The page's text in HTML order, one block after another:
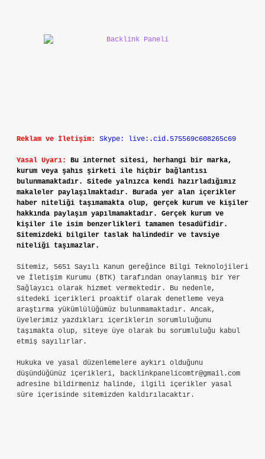
Reklam ve İletişim: Skype: live:.cid.575569c608265c69
Yasal Uyarı:
Bu internet sitesi, herhangi bir marka,
kurum veya şahıs şirketi ile hiçbir bağlantısı
bulunmamaktadır. Sitede yalnızca kendi hazırladığımız
makaleler paylaşılmaktadır. Burada yer alan içerikler
haber niteliği taşımamakta olup, gerçek kurum ve kişiler
hakkında paylaşım yapılmamaktadır. Gerçek kurum ve
kişiler ile isim benzerlikleri tamamen tesadüfidir.
Sitemizdeki bilgiler taslak halindedir ve tavsiye
niteliği taşımazlar.
Sitemiz, 5651 Sayılı Kanun gereğince Bilgi Teknolojileri
ve İletişim Kurumu (BTK) tarafından onaylanmış bir Yer
Sağlayıcı olarak hizmet vermektedir. Bu nedenle,
sitedeki içerikleri proaktif olarak denetleme veya
araştırma yükümlülüğümüz bulunmamaktadır. Ancak,
üyelerimiz yazdıkları içeriklerin sorumluluğunu
taşımakta olup, siteye üye olarak bu sorumluluğu kabul
etmiş sayılırlar.
Hukuka ve yasal düzenlemelere aykırı olduğunu
düşündüğünüz içerikleri, backlinkpanelicomtr@gmail.com
adresine bildirmeniz halinde, ilgili içerikler yasal
süre içerisinde sitemizden kaldırılacaktır.